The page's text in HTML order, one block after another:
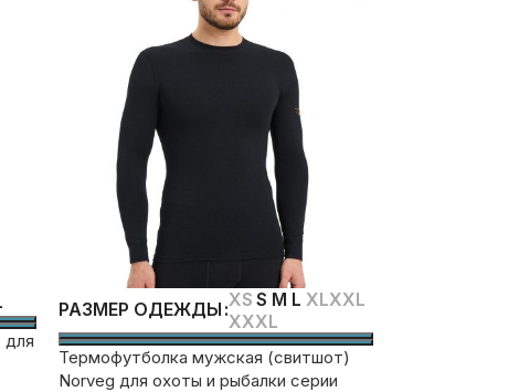
для
РАЗМЕР ОДЕЖДЫ XS S M L XLXXL
XXXL
Термофутболка мужская (свитшот)
Norveg для охоты и рыбалки серии